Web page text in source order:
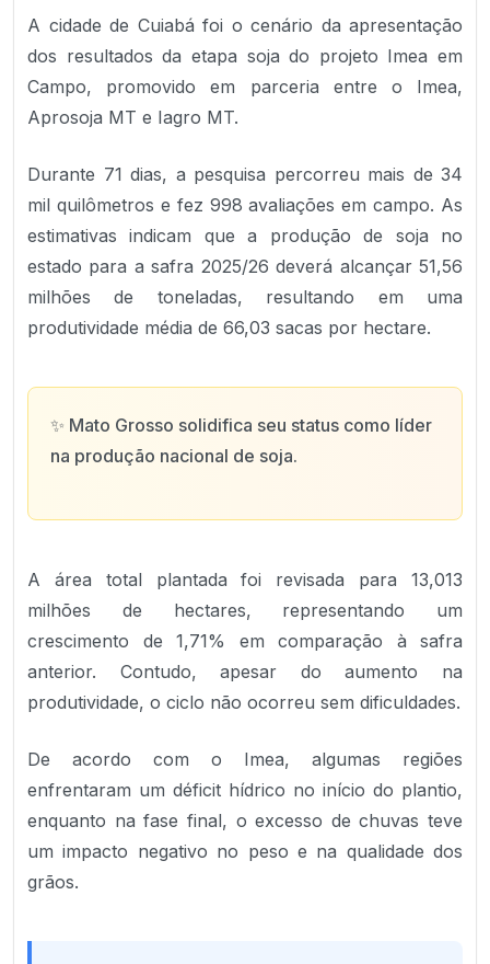
A cidade de Cuiabá foi o cenário da apresentação
dos resultados da etapa soja do projeto Imea em
Campo, promovido em parceria entre o Imea,
Aprosoja MT e Iagro MT.
Durante 71 dias, a pesquisa percorreu mais de 34
mil quilômetros e fez 998 avaliações em campo. As
estimativas indicam que a produção de soja no
estado para a safra 2025/26 deverá alcançar 51,56
milhões de toneladas, resultando em uma
produtividade média de 66,03 sacas por hectare.
✨ Mato Grosso solidifica seu status como líder
na produção nacional de soja.
A área total plantada foi revisada para 13,013
milhões de hectares, representando um
crescimento de 1,71% em comparação à safra
anterior. Contudo, apesar do aumento na
produtividade, o ciclo não ocorreu sem dificuldades.
De acordo com o Imea, algumas regiões
enfrentaram um déficit hídrico no início do plantio,
enquanto na fase final, o excesso de chuvas teve
um impacto negativo no peso e na qualidade dos
grãos.